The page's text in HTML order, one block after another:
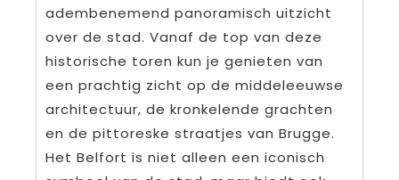
adembenemend panoramisch uitzicht
over de stad. Vanaf de top van deze
historische toren kun je genieten van
een prachtig zicht op de middeleeuwse
architectuur, de kronkelende grachten
en de pittoreske straatjes van Brugge.
Het Belfort is niet alleen een iconisch